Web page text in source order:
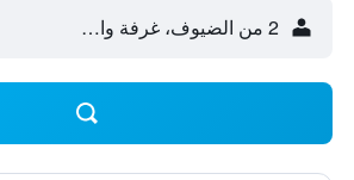
2 من الضيوف، غرفة واحدة